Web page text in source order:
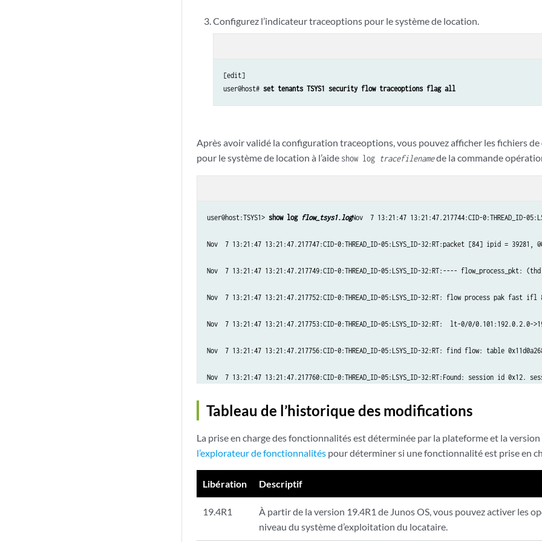
Configurez l’indicateur traceoptions pour le système de location.
[edit]
user@host# set tenants TSYS1 security flow traceoptions flag all
Après avoir validé la configuration traceoptions, vous pouvez afficher les fichiers
pour le système de location à l’aide show log tracefilenamede la commande
user@host:TSYS1> show log flow_tsys1.logNov  7 13:21:47 13:21:47.217744:CID-0:THREAD_ID-
Nov  7 13:21:47 13:21:47.217747:CID-0:THREAD_ID-05:LSYS_ID-32:RT:packet [84] ipid = 39281,
Nov  7 13:21:47 13:21:47.217749:CID-0:THREAD_ID-05:LSYS_ID-32:RT:---- flow_process_pkt:
Nov  7 13:21:47 13:21:47.217752:CID-0:THREAD_ID-05:LSYS_ID-32:RT: flow process pak fast
Nov  7 13:21:47 13:21:47.217753:CID-0:THREAD_ID-05:LSYS_ID-32:RT:  lt-0/0/0.101:192.0.2.0-
Nov  7 13:21:47 13:21:47.217756:CID-0:THREAD_ID-05:LSYS_ID-32:RT: find flow: table
Nov  7 13:21:47 13:21:47.217760:CID-0:THREAD_ID-05:LSYS_ID-32:RT:Found: session id 0x12.
Nov  7 13:21:47 13:21:47.217761:CID-0:THREAD_ID-05:LSYS_ID-32:RT:  flow got session.
Nov  7 13:21:47 13:21:47.217763:CID-0:THREAD_ID-05:LSYS_ID-32:RT: vector bits 0x200 vector
Nov  7 13:21:47 13:21:47.217764:CID-0:THREAD_ID-05:LSYS_ID-32:RT:set nat 0x11e463550(18)
Nov  7 13:21:47 13:21:47.217765:CID-0:THREAD_ID-05:LSYS_ID-32:RT: set_nat_timeout 2 on
Tableau de l’historique des modifications
La prise en charge des fonctionnalités est déterminée par la plateforme et la
l’explorateur de fonctionnalités pour déterminer si une fonctionnalité est prise en
Libération Descriptif
19.4R1
À partir de la version 19.4R1 de Junos OS, vous pouvez activer les
niveau du système d’exploitation du locataire.